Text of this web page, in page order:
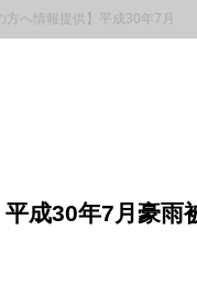
方へ情報提供】平成30年7月
平成30年7月豪